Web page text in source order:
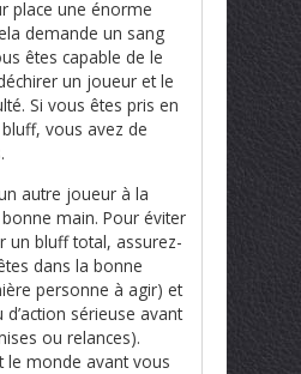
place une énorme
demande un sang
êtes capable de le
un joueur et le
Si vous êtes pris en
vous avez de
autre joueur à la
main. Pour éviter
un bluff total, assurez-
dans la bonne
personne à agir) et
d’action sérieuse avant
ou relances).
le monde avant vous